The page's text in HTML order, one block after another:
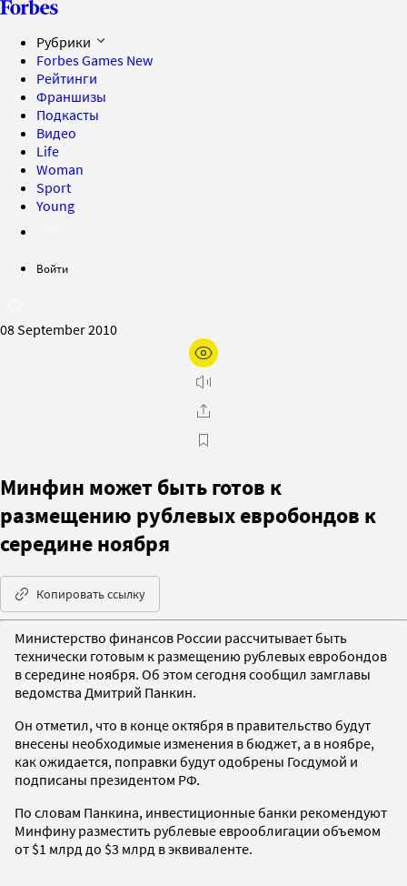
Рубрики
Forbes Games New
Рейтинги
Франшизы
Подкасты
Видео
Life
Woman
Sport
Young
Войти
08 September 2010
Минфин может быть готов к
размещению рублевых евробондов к
середине ноября
Копировать ссылку
Министерство финансов России рассчитывает быть
технически готовым к размещению рублевых евробондов
в середине ноября. Об этом сегодня сообщил замглавы
ведомства Дмитрий Панкин.
Он отметил, что в конце октября в правительство будут
внесены необходимые изменения в бюджет, а в ноябре,
как ожидается, поправки будут одобрены Госдумой и
подписаны президентом РФ.
По словам Панкина, инвестиционные банки рекомендуют
Минфину разместить рублевые еврооблигации объемом
от $1 млрд до $3 млрд в эквиваленте.